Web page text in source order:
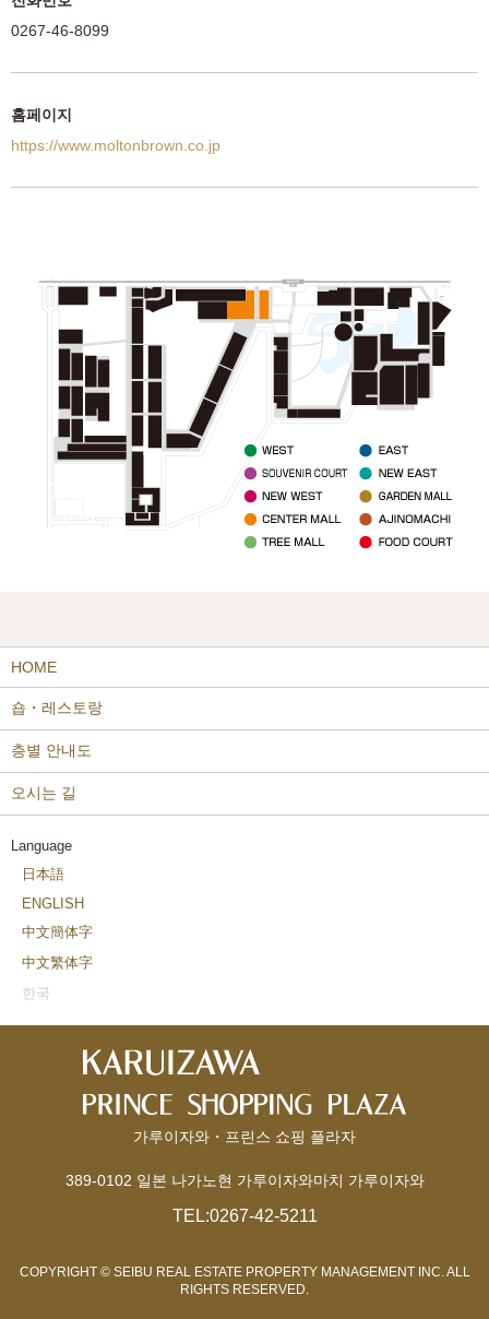
0267-46-8099
홈페이지
https://www.moltonbrown.co.jp
HOME
숍・레스토랑
층별 안내도
오시는 길
Language
日本語
ENGLISH
中文簡体字
中文繁体字
한국
가루이자와・프린스 쇼핑 플라자
389-0102 일본 나가노현 가루이자와마치 가루이자와
TEL:0267-42-5211
COPYRIGHT © SEIBU REAL ESTATE PROPERTY MANAGEMENT INC. ALL
RIGHTS RESERVED.